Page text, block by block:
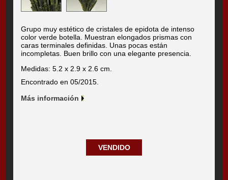
Grupo muy estético de cristales de epidota de intenso
color verde botella. Muestran elongados prismas con
caras terminales definidas. Unas pocas están
incompletas. Buen brillo con una elegante presencia.
Medidas: 5.2 x 2.9 x 2.6 cm.
Encontrado en 05/2015.
Más información
VENDIDO